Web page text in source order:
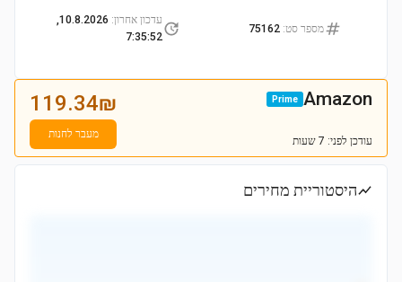
מספר סט:
75162
עדכון אחרון:
10.8.2026,
7:35:52
Amazon
Prime
עודכן לפני: 7 שעות
119.34₪
מעבר לחנות
היסטוריית מחירים